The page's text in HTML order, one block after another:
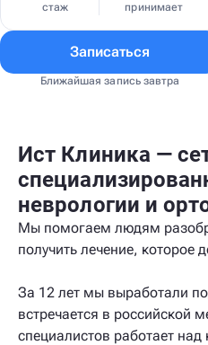
стаж принимает
Записаться
Ближайшая запись завтра
Ист Клиника —
неврологии и
Мы помогаем людям
получить лечение, которое
За 12 лет мы выработали
встречается в российской
специалистов работает